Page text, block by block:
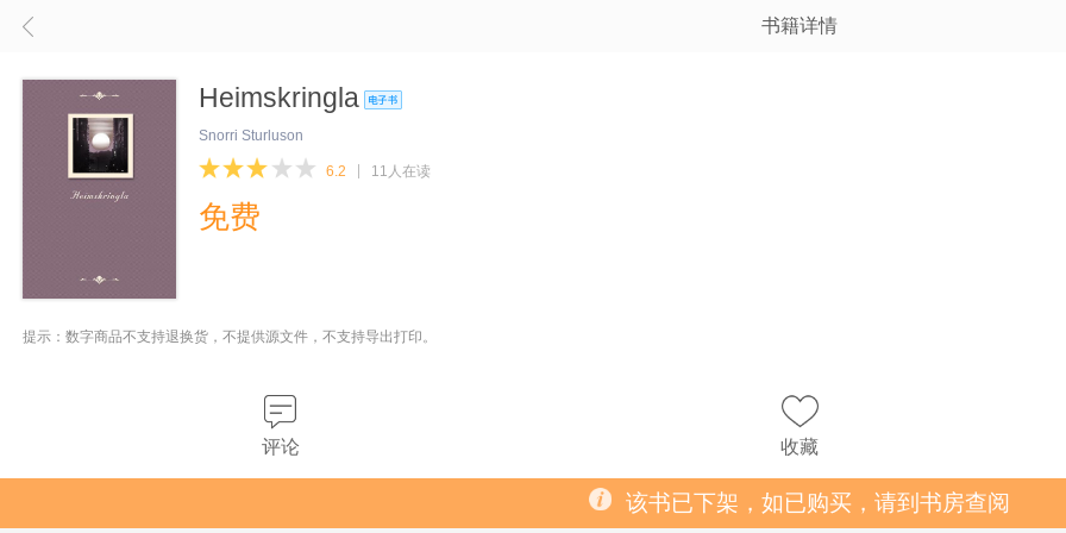
书籍详情
Heimskringla
Snorri Sturluson
6.2 11人在读
免费
提示：数字商品不支持退换货，不提供源文件，不支持导出打印。
评论 收藏
该书已下架，如已购买，请到书房查阅